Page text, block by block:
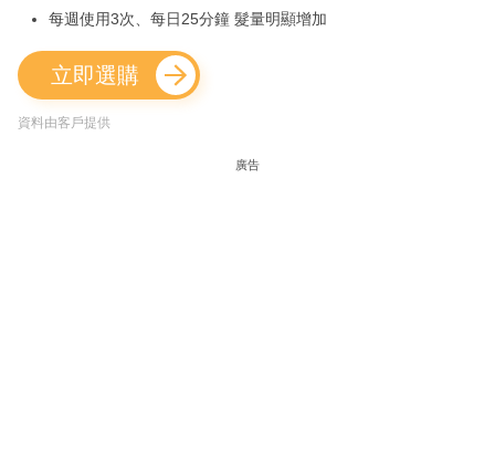
每週使用3次、每日25分鐘 髮量明顯增加
立即選購
資料由客戶提供
廣告